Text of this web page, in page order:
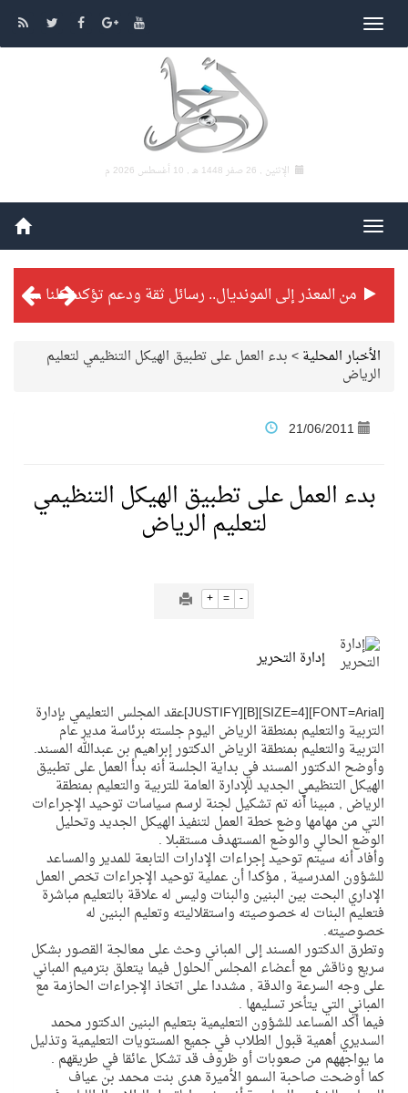
الإثنين , 26 صفر 1448 هـ , 10 أغسطس 2026 م
من المعذر إلى المونديال.. رسائل ثقة ودعم تؤكد: كلنا مع الأخضر
الأخبار المحلية>بدء العمل على تطبيق الهيكل التنظيمي لتعليم
الرياض
21/06/2011
بدء العمل على تطبيق الهيكل التنظيمي
لتعليم الرياض
+ = -
إدارة التحرير
[FONT=Arial][SIZE=4][B][JUSTIFY]عقد المجلس التعليمي بإدارة
التربية والتعليم بمنطقة الرياض اليوم جلسته برئاسة مدير عام
التربية والتعليم بمنطقة الرياض الدكتور إبراهيم بن عبدالله المسند.
وأوضح الدكتور المسند في بداية الجلسة أنه بدأ العمل على تطبيق
الهيكل التنظيمي الجديد للإدارة العامة للتربية والتعليم بمنطقة
الرياض , مبينا أنه تم تشكيل لجنة لرسم سياسات توحيد الإجراءات
التي من مهامها وضع خطة العمل لتنفيذ الهيكل الجديد وتحليل
الوضع الحالي والوضع المستهدف مستقبلا .
وأفاد أنه سيتم توحيد إجراءات الإدارات التابعة للمدير والمساعد
للشؤون المدرسية , مؤكدا أن عملية توحيد الإجراءات تخص العمل
الإداري البحت بين البنين والبنات وليس له علاقة بالتعليم مباشرة
فتعليم البنات له خصوصيته واستقلاليته وتعليم البنين له
خصوصيته.
وتطرق الدكتور المسند إلى المباني وحث على معالجة القصور بشكل
سريع وناقش مع أعضاء المجلس الحلول فيما يتعلق بترميم المباني
على وجه السرعة والدقة , مشددا على اتخاذ الإجراءات الحازمة مع
المباني التي يتأخر تسليمها .
فيما أكد المساعد للشؤون التعليمية بتعليم البنين الدكتور محمد
السديري أهمية قبول الطلاب في جميع المستويات التعليمية وتذليل
ما يواجههم من صعوبات أو ظروف قد تشكل عائقا في طريقهم .
كما أوضحت صاحبة السمو الأميرة هدى بنت محمد بن عياف